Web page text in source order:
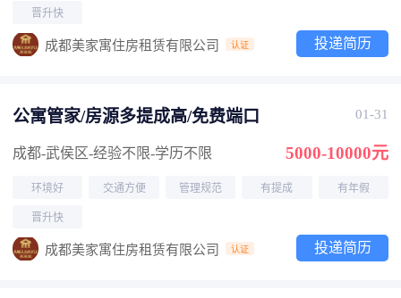
晋升快
成都美家寓住房租赁有限公司 认证 投递简历
公寓管家/房源多提成高/免费端口 01-31
成都-武侯区-经验不限-学历不限 5000-10000元
环境好 交通方便 管理规范 有提成 有年假
晋升快
成都美家寓住房租赁有限公司 认证 投递简历